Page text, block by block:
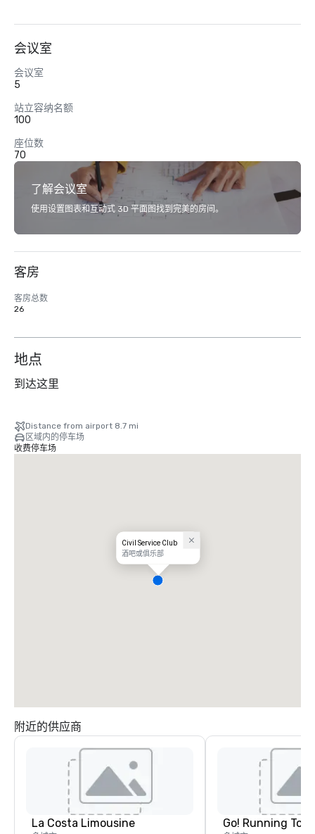
会议室
会议室
5
站立容纳名额
100
座位数
70
了解会议室
使用设置图表和互动式 3D 平面图找到完美的房间。
客房
客房总数
26
地点
到达这里
Distance from airport 8.7 mi
区域内的停车场
收费停车场
Civil Service Club
酒吧或俱乐部
附近的供应商
La Costa Limousine Go! Running